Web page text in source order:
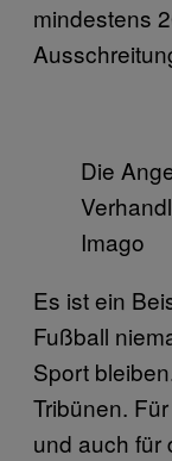
mindestens
Die
Imago
Es ist ein
Fußball
Sport
Tribünen.
und auch für